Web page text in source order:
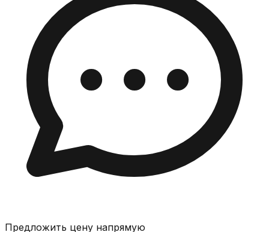
Предложить цену напрямую